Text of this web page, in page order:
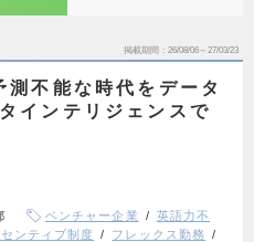
掲載期間 26/08/06～27/03/23
測不能な時代をデータ
インテリジェンスで
ベンチャー企業
英語力不
ンティブ制度
フレックス勤務